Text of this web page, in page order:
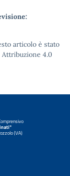
articolo è stato
4.0
(VA)